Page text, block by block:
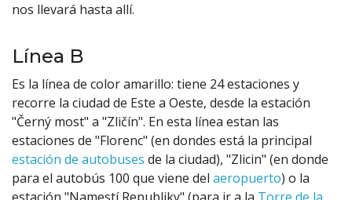
nos llevará hasta allí.
Línea B
Es la línea de color amarillo: tiene 24 estaciones y
recorre la ciudad de Este a Oeste, desde la estación
"Černý most" a "Zličín". En esta línea estan las
estaciones de "Florenc" (en dondes está la principal
estación de autobuses de la ciudad), "Zlicin" (en donde
para el autobús 100 que viene del aeropuerto) o la